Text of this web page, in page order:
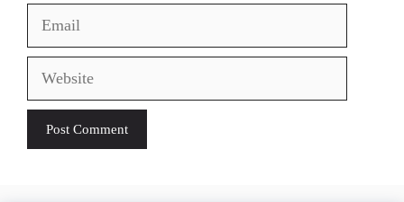
Email
Website